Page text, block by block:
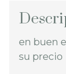
en buen
su precio